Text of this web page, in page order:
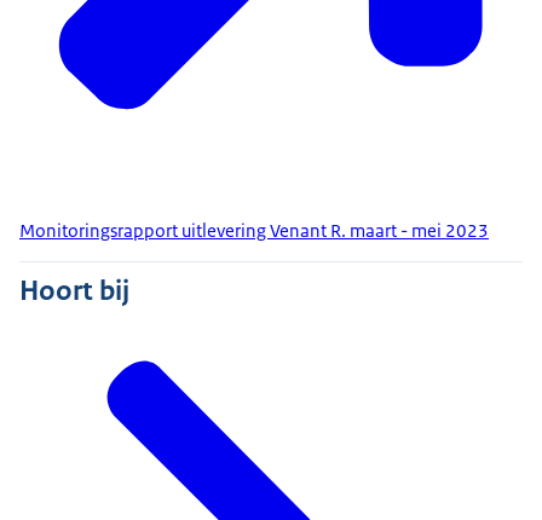
Monitoringsrapport uitlevering Venant R. maart - mei 2023
Hoort bij